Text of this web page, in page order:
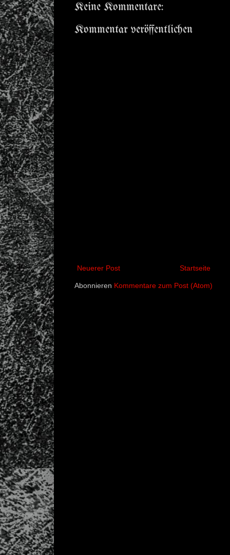
Keine Kommentare:
Kommentar veröffentlichen
Neuerer Post Startseite
Abonnieren Kommentare zum Post (Atom)